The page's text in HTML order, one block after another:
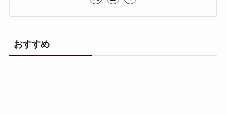
おすすめ